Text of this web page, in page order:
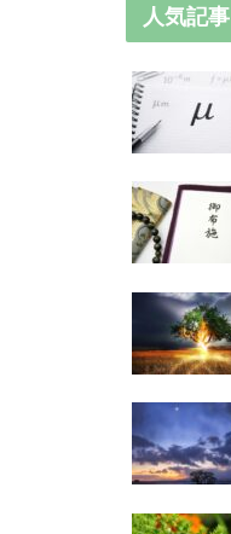
人気記事